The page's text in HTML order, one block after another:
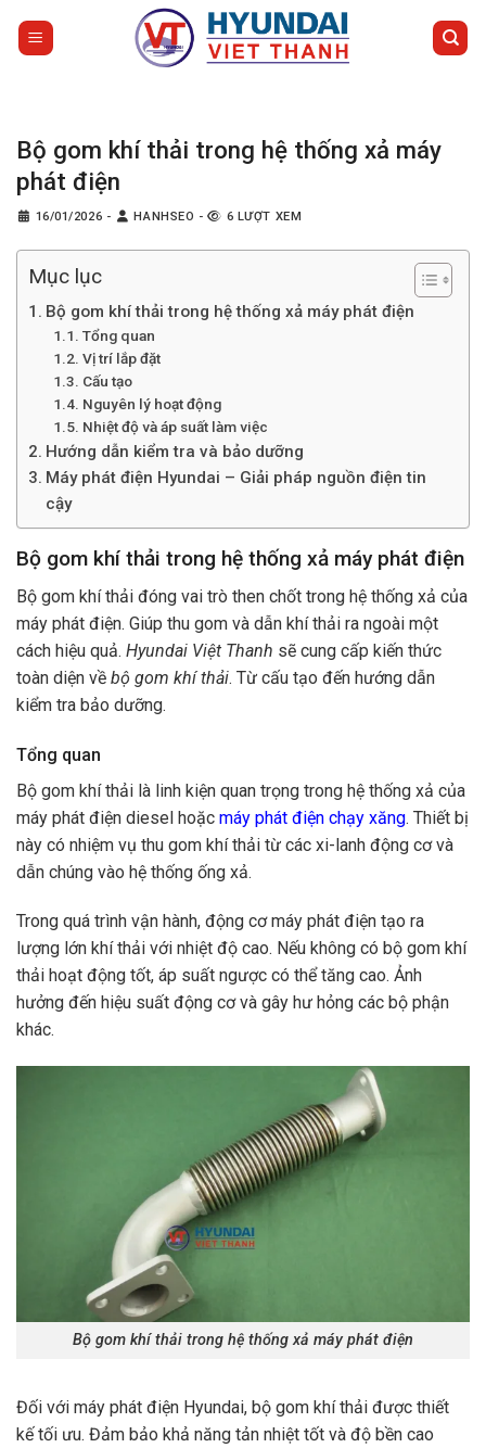
Bộ gom khí thải trong hệ thống xả máy
phát điện
16/01/2026 - HANHSEO - 6 LƯỢT XEM
Mục lục
Bộ gom khí thải trong hệ thống xả máy phát điện
Tổng quan
Vị trí lắp đặt
Cấu tạo
Nguyên lý hoạt động
Nhiệt độ và áp suất làm việc
Hướng dẫn kiểm tra và bảo dưỡng
Máy phát điện Hyundai – Giải pháp nguồn điện tin
cậy
Bộ gom khí thải trong hệ thống xả máy phát điện
Bộ gom khí thải đóng vai trò then chốt trong hệ thống xả của
máy phát điện. Giúp thu gom và dẫn khí thải ra ngoài một
cách hiệu quả. Hyundai Việt Thanh sẽ cung cấp kiến thức
toàn diện về bộ gom khí thải. Từ cấu tạo đến hướng dẫn
kiểm tra bảo dưỡng.
Tổng quan
Bộ gom khí thải là linh kiện quan trọng trong hệ thống xả của
máy phát điện diesel hoặc máy phát điện chạy xăng. Thiết bị
này có nhiệm vụ thu gom khí thải từ các xi-lanh động cơ và
dẫn chúng vào hệ thống ống xả.
Trong quá trình vận hành, động cơ máy phát điện tạo ra
lượng lớn khí thải với nhiệt độ cao. Nếu không có bộ gom khí
thải hoạt động tốt, áp suất ngược có thể tăng cao. Ảnh
hưởng đến hiệu suất động cơ và gây hư hỏng các bộ phận
khác.
Bộ gom khí thải trong hệ thống xả máy phát điện
Đối với máy phát điện Hyundai, bộ gom khí thải được thiết
kế tối ưu. Đảm bảo khả năng tản nhiệt tốt và độ bền cao